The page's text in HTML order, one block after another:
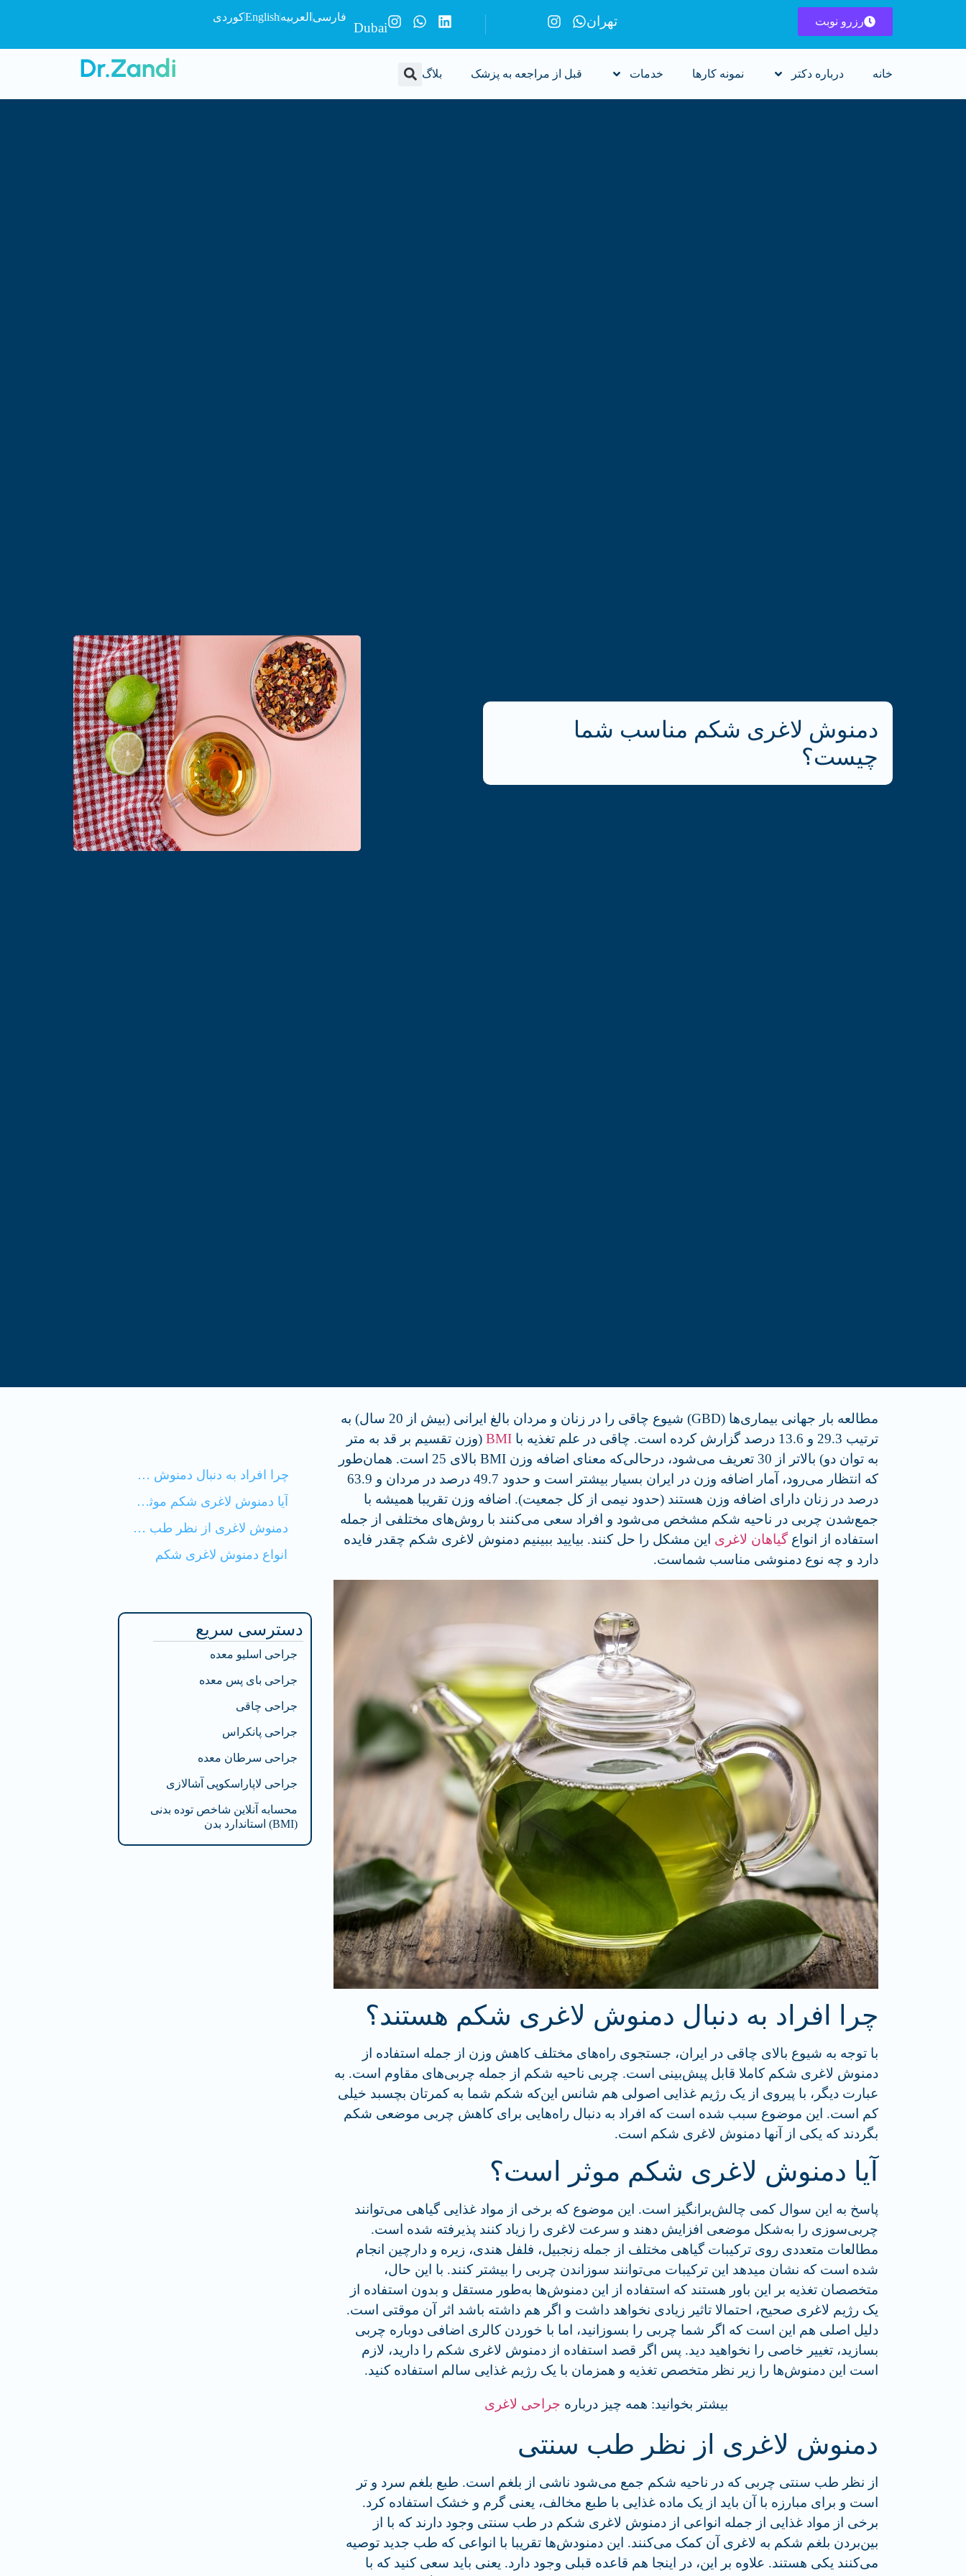
رزرو نوبت Dubai تهران فارسی العربیهEnglishکوردی
خانه درباره دکتر نمونه کارها خدمات قبل از مراجعه به پزشک بلاگ
دمنوش لاغری شکم مناسب شما
چیست؟
مطالعه بار جهانی بیماری‌ها (GBD) شیوع چاقی را در زنان و مردان بالغ ایرانی (بیش از 20 سال) به
ترتیب 29.3 و 13.6 درصد گزارش کرده است. چاقی در علم تغذیه با
BMI (وزن تقسیم بر قد به متر
به توان دو) بالاتر از 30 تعریف می‌شود، درحالی‌که معنای اضافه وزن BMI بالای 25 است. همان‌طور
که انتظار می‌رود، آمار اضافه وزن در ایران بسیار بیشتر است و حدود 49.7 درصد در مردان و 63.9
درصد در زنان دارای اضافه وزن هستند (حدود نیمی از کل جمعیت). اضافه وزن تقریبا همیشه با
جمع‌شدن چربی در ناحیه شکم مشخص می‌شود و افراد سعی می‌کنند با روش‌های مختلفی از جمله
استفاده از انواع گیاهان لاغری این مشکل را حل کنند. بیایید ببینیم دمنوش لاغری شکم چقدر فایده
دارد و چه نوع دمنوشی مناسب شماست.
چرا افراد به دنبال دمنوش لاغری شکم هستند؟
با توجه به شیوع بالای چاقی در ایران، جستجوی راه‌های مختلف کاهش وزن از جمله استفاده از
دمنوش لاغری شکم کاملا قابل پیش‌بینی است. چربی ناحیه شکم از جمله چربی‌های مقاوم است. به
عبارت دیگر، با پیروی از یک رژیم غذایی اصولی هم شانس این‌که شکم شما به کمرتان بچسبد خیلی
کم است. این موضوع سبب شده است که افراد به دنبال راه‌هایی برای کاهش چربی موضعی شکم
بگردند که یکی از آنها دمنوش لاغری شکم است.
آیا دمنوش لاغری شکم موثر است؟
پاسخ به این سوال کمی چالش‌برانگیز است. این موضوع که برخی از مواد غذایی گیاهی می‌توانند
چربی‌سوزی را به‌شکل موضعی افزایش دهند و سرعت لاغری را زیاد کنند پذیرفته شده است.
مطالعات متعددی روی ترکیبات گیاهی مختلف از جمله زنجبیل، فلفل هندی، زیره و دارچین انجام
شده است که نشان می‎دهد این ترکیبات می‌توانند سوزاندن چربی را بیشتر کنند. با این حال،
متخصصان تغذیه بر این باور هستند که استفاده از این دمنوش‌ها به‌طور مستقل و بدون استفاده از
یک رژیم لاغری صحیح، احتمالا تاثیر زیادی نخواهد داشت و اگر هم داشته باشد اثر آن موقتی است.
دلیل اصلی هم این است که اگر شما چربی را بسوزانید، اما با خوردن کالری اضافی دوباره چربی
بسازید، تغییر خاصی را نخواهید دید. پس اگر قصد استفاده از دمنوش لاغری شکم را دارید، لازم
است این دمنوش‌ها را زیر نظر متخصص تغذیه و همزمان با یک رژیم غذایی سالم استفاده کنید.
بیشتر بخوانید: همه چیز درباره جراحی لاغری
دمنوش لاغری از نظر طب سنتی
از نظر طب سنتی چربی که در ناحیه شکم جمع می‌شود ناشی از بلغم است. طبع بلغم سرد و تر
است و برای مبارزه با آن باید از یک ماده غذایی با طبع مخالف، یعنی گرم و خشک استفاده کرد.
برخی از مواد غذایی از جمله انواعی از دمنوش لاغری شکم در طب سنتی وجود دارند که با از
بین‌بردن بلغم شکم به لاغری آن کمک می‌کنند. این دمنودش‌ها تقریبا با انواعی که طب جدید توصیه
می‌کنند یکی هستند. علاوه بر این، در اینجا هم قاعده قبلی وجود دارد. یعنی باید سعی کنید که با
چرا افراد به دنبال دمنوش لاغری شکم هستند؟
آیا دمنوش لاغری شکم موثر است؟
دمنوش لاغری از نظر طب سنتی
انواع دمنوش لاغری شکم
دسترسی سریع
جراحی اسلیو معده
جراحی بای پس معده
جراحی چاقی
جراحی پانکراس
جراحی سرطان معده
جراحی لاپاراسکوپی آشالازی
محسابه آنلاین شاخص توده بدنی
(BMI) استاندارد بدن